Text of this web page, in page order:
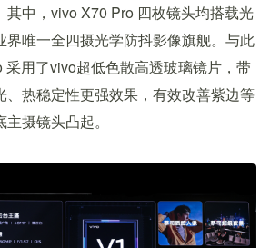
其中，vivo X70 Pro 四枚镜头均搭载光
界唯一全四摄光学防抖影像旗舰。与此
采用了vivo超低色散高透玻璃镜片，带
、热稳定性更强效果，有效改善紫边等
摄镜头凸起。